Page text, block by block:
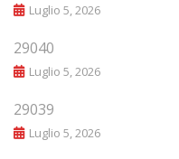
Luglio 5, 2026
29040
Luglio 5, 2026
29039
Luglio 5, 2026